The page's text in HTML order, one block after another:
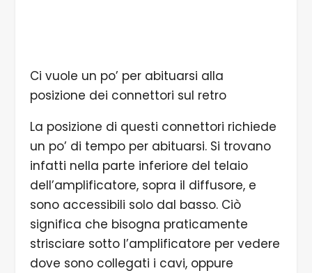
Ci vuole un po’ per abituarsi alla
posizione dei connettori sul retro
La posizione di questi connettori richiede
un po’ di tempo per abituarsi. Si trovano
infatti nella parte inferiore del telaio
dell’amplificatore, sopra il diffusore, e
sono accessibili solo dal basso. Ciò
significa che bisogna praticamente
strisciare sotto l’amplificatore per vedere
dove sono collegati i cavi, oppure